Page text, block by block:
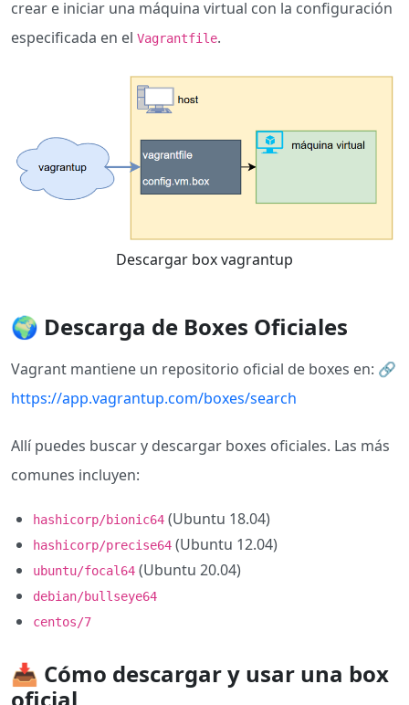
crear e iniciar una máquina virtual con la configuración
especificada en el Vagrantfile.
Descargar box vagrantup
🌍 Descarga de Boxes Oficiales
Vagrant mantiene un repositorio oficial de boxes en: 🔗
https://app.vagrantup.com/boxes/search
Allí puedes buscar y descargar boxes oficiales. Las más
comunes incluyen:
hashicorp/bionic64 (Ubuntu 18.04)
hashicorp/precise64 (Ubuntu 12.04)
ubuntu/focal64 (Ubuntu 20.04)
debian/bullseye64
centos/7
📥 Cómo descargar y usar una box
oficial